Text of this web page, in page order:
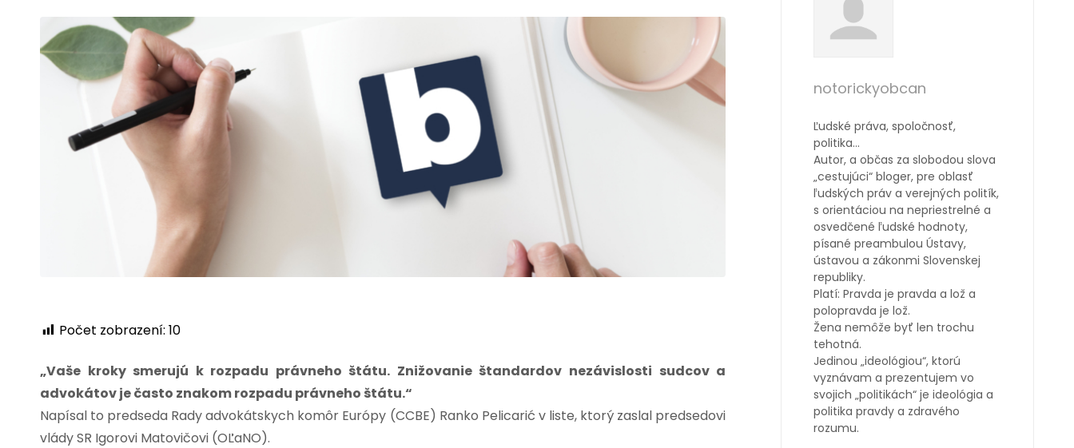
Počet zobrazení: 10
„Vaše kroky smerujú k rozpadu právneho štátu. Znižovanie štandardov nezávislosti sudcov a
advokátov je často znakom rozpadu právneho štátu.“
Napísal to predseda Rady advokátskych komôr Európy (CCBE) Ranko Pelicarić v liste, ktorý zaslal predsedovi
vlády SR Igorovi Matovičovi (OĽaNO).
notorickyobcan
Ľudské práva, spoločnosť,
politika…
Autor, a občas za slobodou slova
„cestujúci“ bloger, pre oblasť
ľudských práv a verejných politík,
s orientáciou na nepriestrelné a
osvedčené ľudské hodnoty,
písané preambulou Ústavy,
ústavou a zákonmi Slovenskej
republiky.
Platí: Pravda je pravda a lož a
polopravda je lož.
Žena nemôže byť len trochu
tehotná.
Jedinou „ideológiou“, ktorú
vyznávam a prezentujem vo
svojich „politikách“ je ideológia a
politika pravdy a zdravého
rozumu.